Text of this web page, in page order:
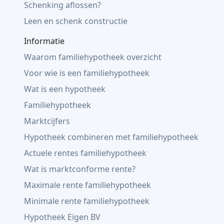
Schenking aflossen?
Leen en schenk constructie
Informatie
Waarom familiehypotheek overzicht
Voor wie is een familiehypotheek
Wat is een hypotheek
Familiehypotheek
Marktcijfers
Hypotheek combineren met familiehypotheek
Actuele rentes familiehypotheek
Wat is marktconforme rente?
Maximale rente familiehypotheek
Minimale rente familiehypotheek
Hypotheek Eigen BV